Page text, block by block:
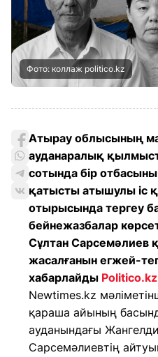
Фото: коллаж politico.kz
Атырау облысының
ауданаралық
сотында бір
қатысты атышулы іс
отырысында тергеу
бейнежазбалар
Сұлтан Сарсемәлиев
жасалғанын егжей-
хабарлайды
Newtimes.kz
қараша айының
ауданындағы
Сарсемәлиевтің